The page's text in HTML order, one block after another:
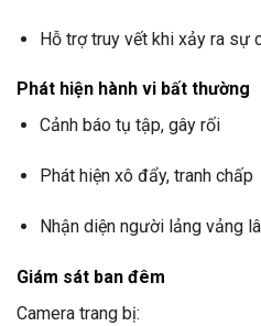
Hỗ trợ truy vết khi xảy ra sự
Phát hiện hành vi bất thường
Cảnh báo tụ tập, gây rối
Phát hiện xô đẩy, tranh chấp
Nhận diện người lảng vảng
Giám sát ban đêm
Camera trang bị: